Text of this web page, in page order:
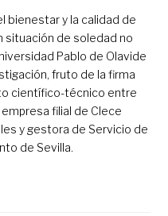
bienestar y la calidad de
situación de soledad no
Pablo de Olavide
fruto de la firma
científico-técnico entre
filial de Clece
y gestora de Servicio de
de Sevilla.